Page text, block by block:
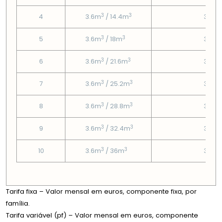
4 3.6m3 / 14.4m3 3.95€
5 3.6m3 / 18m3 3.95€
6 3.6m3 / 21.6m3 3.95€
7 3.6m3 / 25.2m3 3.95€
8 3.6m3 / 28.8m3 3.95€
9 3.6m3 / 32.4m3 3.95€
10 3.6m3 / 36m3 3.95€
Tarifa fixa – Valor mensal em euros, componente fixa, por
família.
Tarifa variável (pf) – Valor mensal em euros, componente